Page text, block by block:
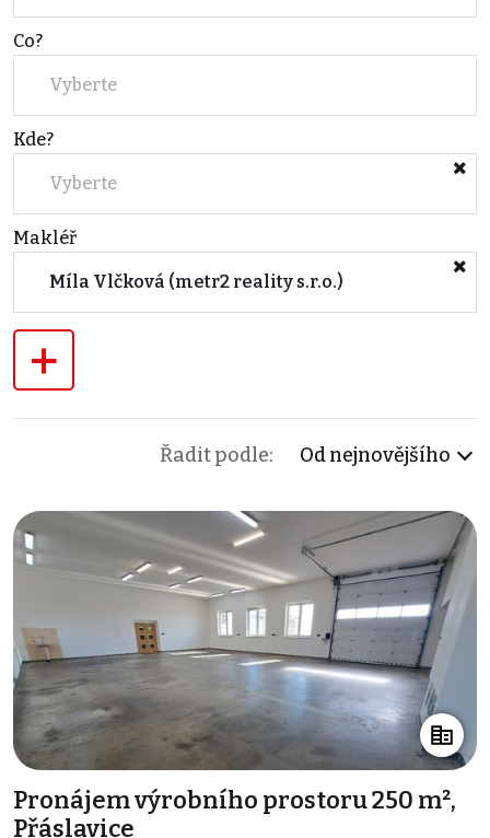
Co?
Vyberte
Kde?
Vyberte
Makléř
Míla Vlčková (metr2 reality s.r.o.)
+
Řadit podle: Od nejnovějšího
Pronájem výrobního prostoru 250 m²,
Přáslavice